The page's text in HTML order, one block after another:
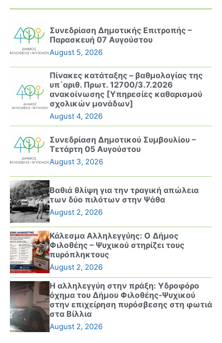
Συνεδρίαση Δημοτικής Επιτροπής –
Παρασκευή 07 Αυγούστου
August 5, 2026
Πίνακες κατάταξης – βαθμολογίας της
υπ΄αριθ. Πρωτ. 12700/3.7.2026
ανακοίνωσης [Υπηρεσίες καθαρισμού
σχολικών μονάδων]
August 4, 2026
Συνεδρίαση Δημοτικού Συμβουλίου –
Τετάρτη 05 Αυγούστου
August 3, 2026
Βαθιά θλίψη για την τραγική απώλεια
των δύο πιλότων στην Ψάθα
August 2, 2026
Κάλεσμα Αλληλεγγύης: Ο Δήμος
Φιλοθέης – Ψυχικού στηρίζει τους
πυρόπληκτους
August 2, 2026
Η αλληλεγγύη στην πράξη: Υδροφόρο
όχημα του Δήμου Φιλοθέης-Ψυχικού
στην επιχείρηση πυρόσβεσης στη φωτιά
στα Βίλλια
August 2, 2026